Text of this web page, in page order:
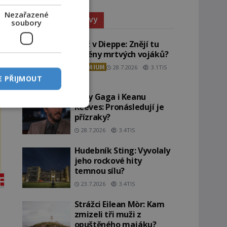
Paranormální jevy
Pláž v Dieppe: Znějí tu
ozvěny mrtvých vojáků?
PREMIUM 28.7.2026 3.1TIS
Lady Gaga i Keanu
Reeves: Pronásledují je
přízraky?
28.7.2026 3.4TIS
Hudebník Sting: Vyvolaly
jeho rockové hity
temnou sílu?
23.7.2026 3.4TIS
Strážci Eilean Mòr: Kam
zmizeli tři muži z
opuštěného majáku?
Nezařazené
soubory
PŘIJMOUT